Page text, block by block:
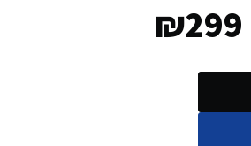
₪299